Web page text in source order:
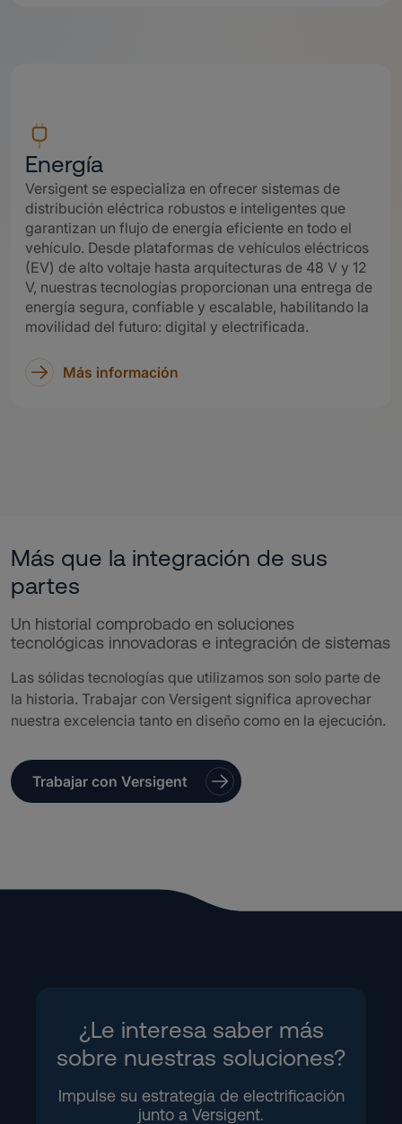
Energía
Versigent se especializa en ofrecer sistemas de
distribución eléctrica robustos e inteligentes que
garantizan un flujo de energía eficiente en todo el
vehículo. Desde plataformas de vehículos eléctricos
(EV) de alto voltaje hasta arquitecturas de 48 V y 12
V, nuestras tecnologías proporcionan una entrega de
energía segura, confiable y escalable, habilitando la
movilidad del futuro: digital y electrificada.
Más información
Más que la integración de sus
partes
Un historial comprobado en soluciones
tecnológicas innovadoras e integración de sistemas
Las sólidas tecnologías que utilizamos son solo parte de
la historia. Trabajar con Versigent significa aprovechar
nuestra excelencia tanto en diseño como en la ejecución.
Trabajar con Versigent
¿Le interesa saber más
sobre nuestras soluciones?
Impulse su estrategia de electrificación
junto a Versigent.